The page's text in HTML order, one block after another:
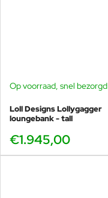
Op voorraad, snel bezorgd
Loll Designs Lollygagger
loungebank - tall
€1.945,00